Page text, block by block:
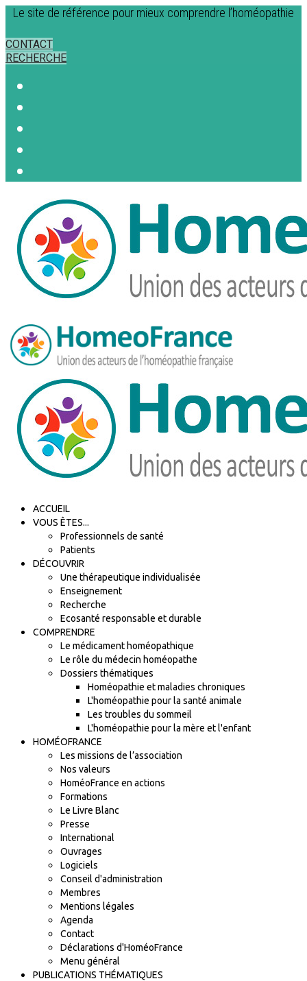
Le site de référence pour mieux comprendre l’homéopathie
CONTACT
RECHERCHE
ACCUEIL
VOUS ÊTES...
Professionnels de santé
Patients
DÉCOUVRIR
Une thérapeutique individualisée
Enseignement
Recherche
Ecosanté responsable et durable
COMPRENDRE
Le médicament homéopathique
Le rôle du médecin homéopathe
Dossiers thématiques
Homéopathie et maladies chroniques
L'homéopathie pour la santé animale
Les troubles du sommeil
L'homéopathie pour la mère et l'enfant
HOMÉOFRANCE
Les missions de l’association
Nos valeurs
HoméoFrance en actions
Formations
Le Livre Blanc
Presse
International
Ouvrages
Logiciels
Conseil d'administration
Membres
Mentions légales
Agenda
Contact
Déclarations d'HoméoFrance
Menu général
PUBLICATIONS THÉMATIQUES